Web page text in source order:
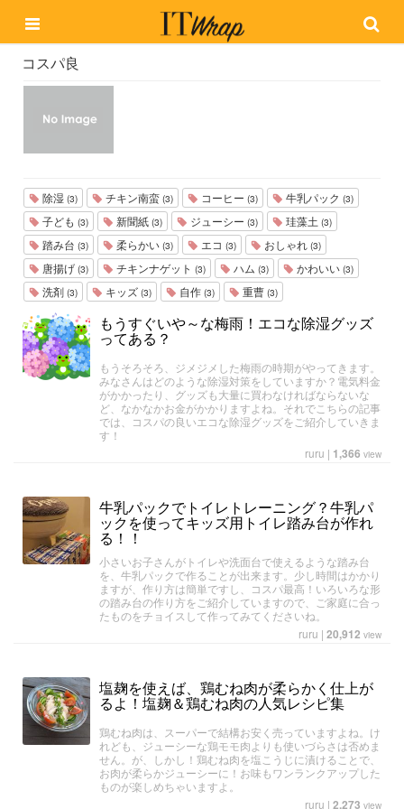
コスパ良
除湿 (3) チキン南蛮 (3) コーヒー (3) 牛乳パック (3)
子ども (3) 新聞紙 (3) ジューシー (3) 珪藻土 (3)
踏み台 (3) 柔らかい (3) エコ (3) おしゃれ (3)
唐揚げ (3) チキンナゲット (3) ハム (3) かわいい (3)
洗剤 (3) キッズ (3) 自作 (3) 重曹 (3)
もうすぐいや～な梅雨！エコな除湿グッズ
ってある？
もうそろそろ、ジメジメした梅雨の時期がやってきます。
みなさんはどのような除湿対策をしていますか？電気料金
がかかったり、グッズも大量に買わなければならないな
ど、なかなかお金がかかりますよね。それでこちらの記事
では、コスパの良いエコな除湿グッズをご紹介していきま
す！
ruru | 1,366 view
牛乳パックでトイレトレーニング？牛乳パ
ックを使ってキッズ用トイレ踏み台が作れ
る！！
小さいお子さんがトイレや洗面台で使えるような踏み台
を、牛乳パックで作ることが出来ます。少し時間はかかり
ますが、作り方は簡単ですし、コスパ最高！いろいろな形
の踏み台の作り方をご紹介していますので、ご家庭に合っ
たものをチョイスして作ってみてくださいね。
ruru | 20,912 view
塩麹を使えば、鶏むね肉が柔らかく仕上が
るよ！塩麹＆鶏むね肉の人気レシピ集
鶏むね肉は、スーパーで結構お安く売っていますよね。け
れども、ジューシーな鶏モモ肉よりも使いづらさは否めま
せん。が、しかし！鶏むね肉を塩こうじに漬けることで、
お肉が柔らかジューシーに！お味もワンランクアップした
ものが楽しめちゃいますよ。
ruru | 2,273 view